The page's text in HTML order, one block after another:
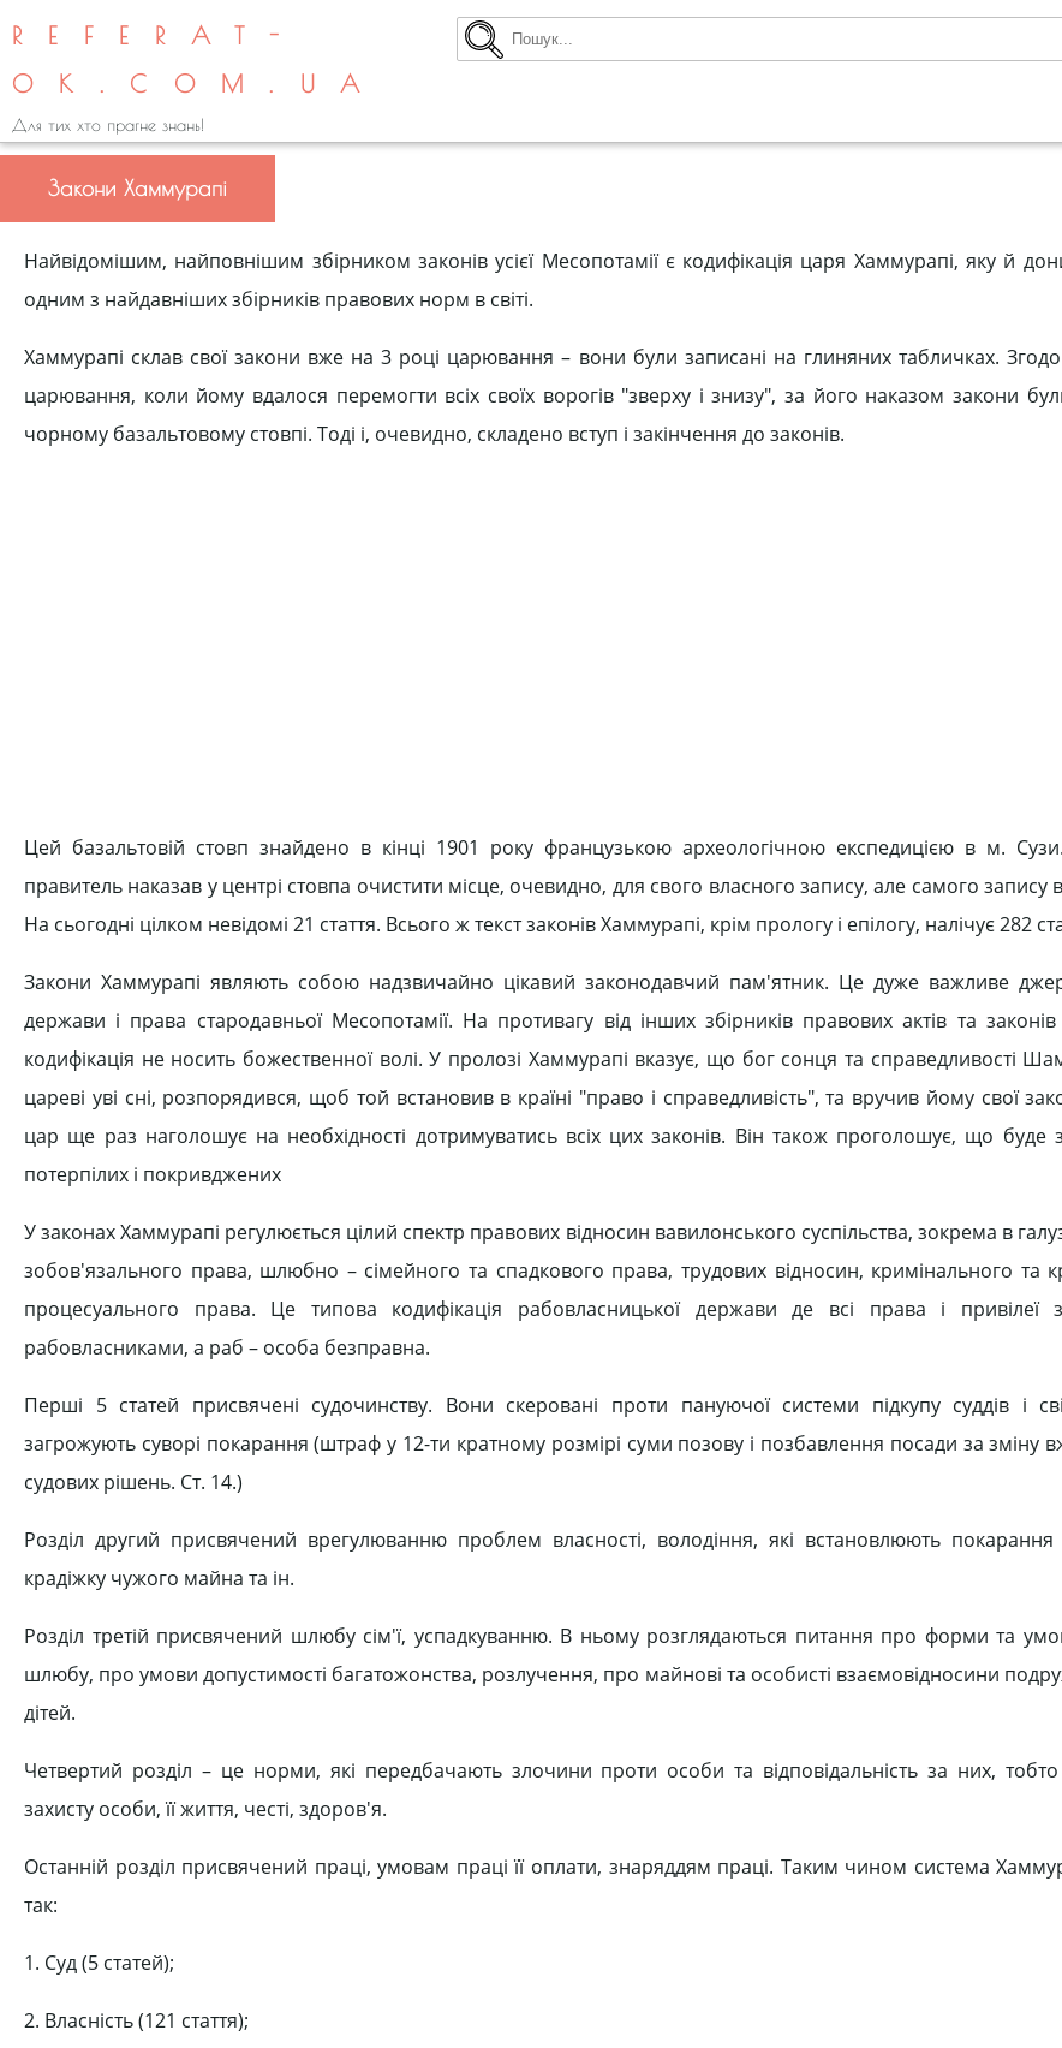
REFERAT-
OK.COM.UA
Для тих хто прагне знань!
Закони Хаммурапі
Найвідомішим, найповнішим збірником законів усієї Месопотамії є кодифікація царя Хаммурапі, яку й
одним з найдавніших збірників правових норм в світі.
Хаммурапі склав свої закони вже на 3 році царювання – вони були записані на глиняних табличках.
царювання, коли йому вдалося перемогти всіх своїх ворогів "зверху і знизу", за його наказом закони
чорному базальтовому стовпі. Тоді і, очевидно, складено вступ і закінчення до законів.
Цей базальтовій стовп знайдено в кінці 1901 року французькою археологічною експедицією в м.
правитель наказав у центрі стовпа очистити місце, очевидно, для свого власного запису, але самого запису
На сьогодні цілком невідомі 21 стаття. Всього ж текст законів Хаммурапі, крім прологу і епілогу, налічує 282
Закони Хаммурапі являють собою надзвичайно цікавий законодавчий пам'ятник. Це дуже важливе
держави і права стародавньої Месопотамії. На противагу від інших збірників правових актів та законів
кодифікація не носить божественної волі. У пролозі Хаммурапі вказує, що бог сонця та справедливості
цареві уві сні, розпорядився, щоб той встановив в країні "право і справедливість", та вручив йому свої
цар ще раз наголошує на необхідності дотримуватись всіх цих законів. Він також проголошує, що буде
потерпілих і покривджених
У законах Хаммурапі регулюється цілий спектр правових відносин вавилонського суспільства, зокрема в
зобов'язального права, шлюбно – сімейного та спадкового права, трудових відносин, кримінального та
процесуального права. Це типова кодифікація рабовласницької держави де всі права і привілеї
рабовласниками, а раб – особа безправна.
Перші 5 статей присвячені судочинству. Вони скеровані проти пануючої системи підкупу суддів і
загрожують суворі покарання (штраф у 12-ти кратному розмірі суми позову і позбавлення посади за зміну
судових рішень. Ст. 14.)
Розділ другий присвячений врегулюванню проблем власності, володіння, які встановлюють покарання
крадіжку чужого майна та ін.
Розділ третій присвячений шлюбу сім'ї, успадкуванню. В ньому розглядаються питання про форми та
шлюбу, про умови допустимості багатожонства, розлучення, про майнові та особисті взаємовідносини
дітей.
Четвертий розділ – це норми, які передбачають злочини проти особи та відповідальність за них,
захисту особи, її життя, честі, здоров'я.
Останній розділ присвячений праці, умовам праці її оплати, знаряддям праці. Таким чином система
так:
1. Суд (5 статей);
2. Власність (121 стаття);